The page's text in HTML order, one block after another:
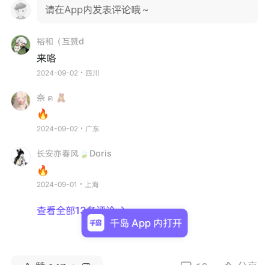
请在App内发表评论哦～
裕和（互赞d
来咯
2024-09-02・四川
奈 ฅ 🧸
🔥
2024-09-02・广东
长安亦春风🍃Doris
🔥
2024-09-01・上海
查看全部13条评论 
千岛 App 内打开